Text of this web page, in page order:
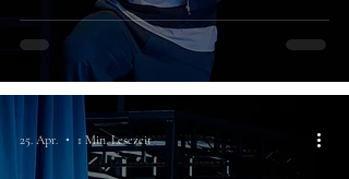
25. Apr. 1 Min. Lesezeit